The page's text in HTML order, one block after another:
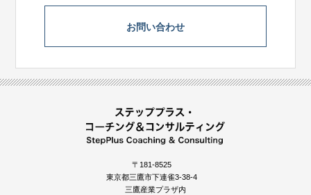
お問い合わせ
〒181-8525
東京都三鷹市下連雀3-38-4
三鷹産業プラザ内